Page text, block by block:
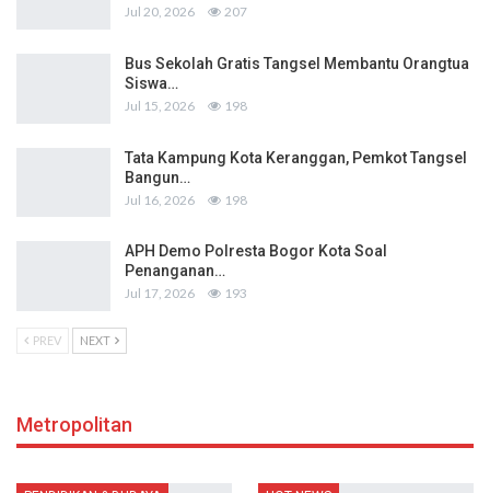
Jul 20, 2026 207
Bus Sekolah Gratis Tangsel Membantu Orangtua
Siswa…
Jul 15, 2026 198
Tata Kampung Kota Keranggan, Pemkot Tangsel
Bangun…
Jul 16, 2026 198
APH Demo Polresta Bogor Kota Soal
Penanganan…
Jul 17, 2026 193
PREV NEXT
Metropolitan